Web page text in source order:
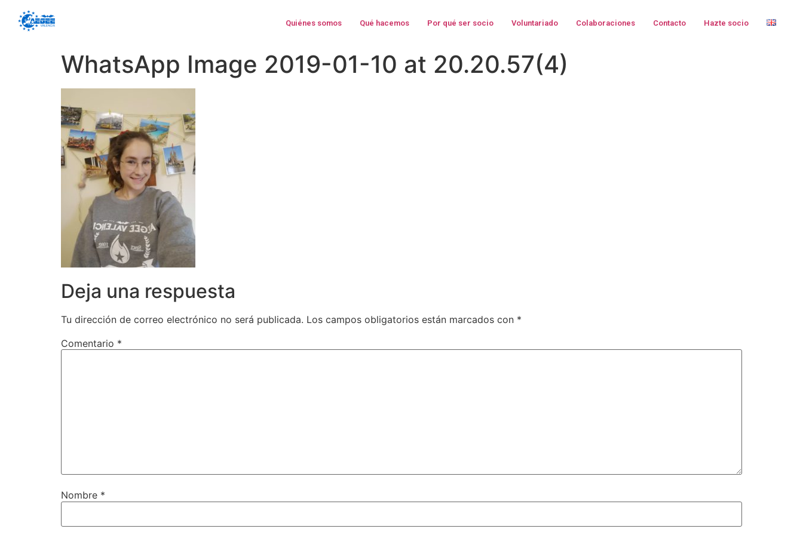
Quiénes somos Qué hacemos Por qué ser socio Voluntariado Colaboraciones Contacto Hazte socio
WhatsApp Image 2019-01-10 at 20.20.57(4)
Deja una respuesta
Tu dirección de correo electrónico no será publicada. Los campos obligatorios están marcados con *
Comentario *
Nombre *